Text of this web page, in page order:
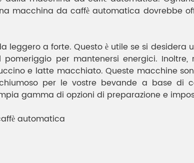
macchina da caffè automatica dovrebbe
a forte. Questo è utile se si desidera
per mantenersi energici.
e latte macchiato. Queste macchine
per le vostre bevande a base di
gamma di opzioni di preparazione e